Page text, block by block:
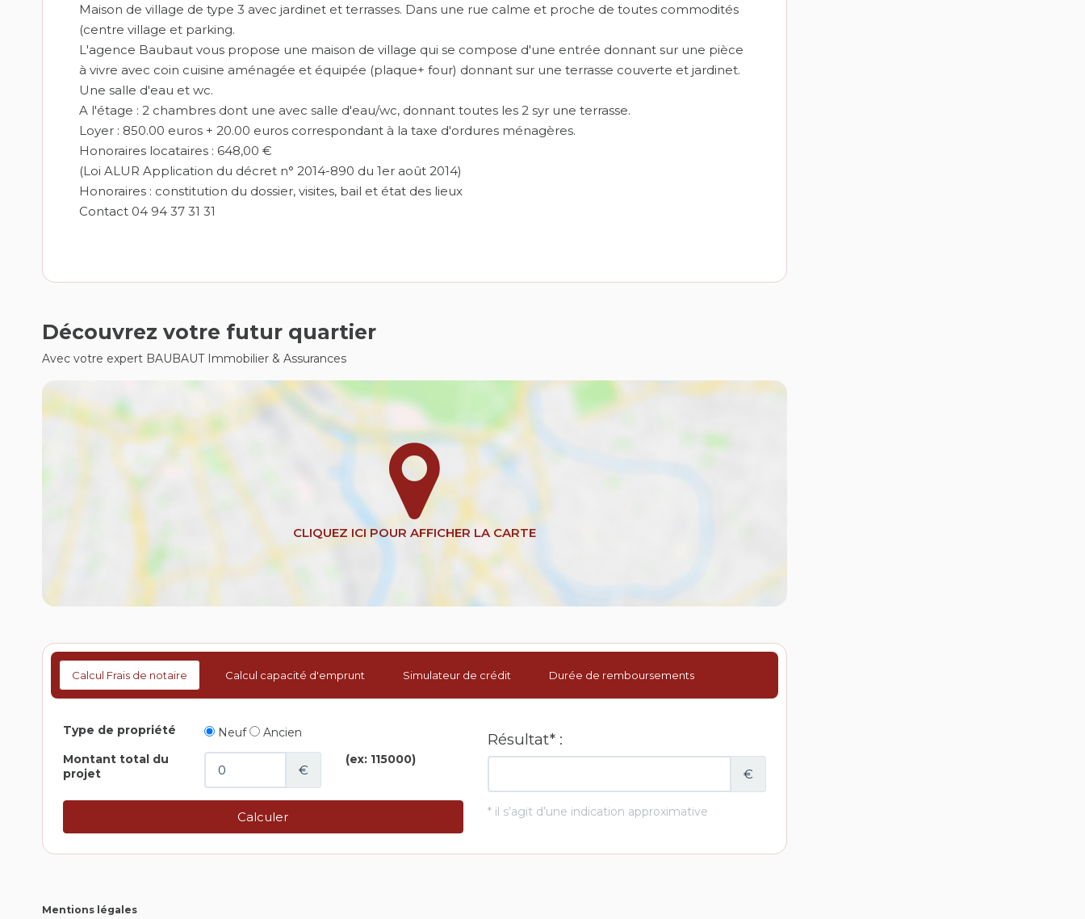
Maison de village de type 3 avec jardinet et terrasses. Dans une rue calme et proche de toutes commodités
(centre village et parking.
L'agence Baubaut vous propose une maison de village qui se compose d'une entrée donnant sur une pièce
à vivre avec coin cuisine aménagée et équipée (plaque+ four) donnant sur une terrasse couverte et jardinet.
Une salle d'eau et wc.
A l'étage : 2 chambres dont une avec salle d'eau/wc, donnant toutes les 2 syr une terrasse.
Loyer : 850.00 euros + 20.00 euros correspondant à la taxe d'ordures ménagères.
Honoraires locataires : 648,00 €
(Loi ALUR Application du décret n° 2014-890 du 1er août 2014)
Honoraires : constitution du dossier, visites, bail et état des lieux
Contact 04 94 37 31 31
Découvrez votre futur quartier
Avec votre expert BAUBAUT Immobilier & Assurances
Calcul Frais de notaire Calcul capacité d'emprunt Simulateur de crédit Durée de remboursements
Mentions légales